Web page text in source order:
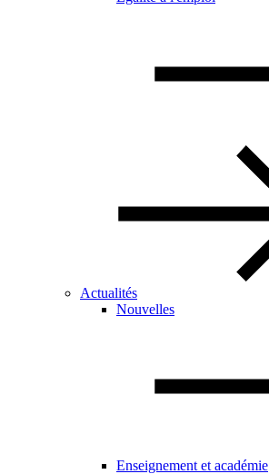
Actualités
Nouvelles
Enseignement et académie